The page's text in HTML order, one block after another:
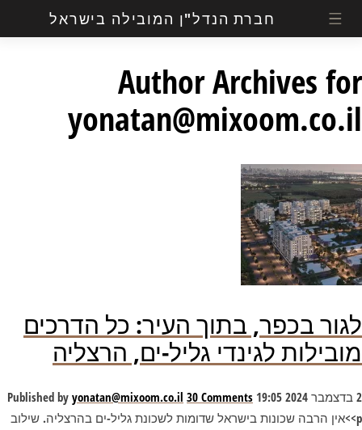
חברת הנדל"ן המובילה בישראל
Author Archives for
yonatan@mixoom.co.il
לגור בכפר, בתוך העיר: כל הדרכים
מובילות לגינדי גליל-ים, הרצליה
2 בדצמבר 2024 19:05 Published by yonatan@mixoom.co.il 30 Comments
<p>אין הרבה שכונות בישראל שדומות לשכונת גליל-ים בהרצליה. שילוב